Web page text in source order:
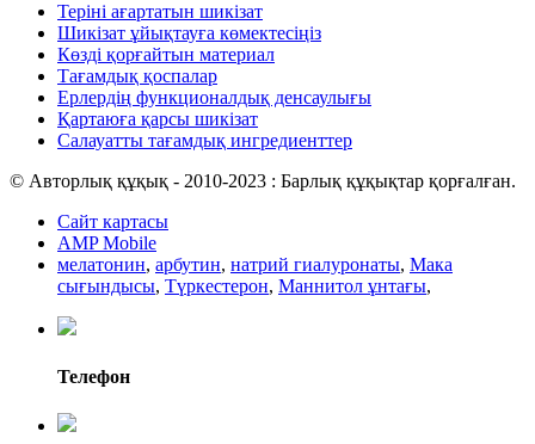
Теріні ағартатын шикізат
Шикізат ұйықтауға көмектесіңіз
Көзді қорғайтын материал
Тағамдық қоспалар
Ерлердің функционалдық денсаулығы
Қартаюға қарсы шикізат
Салауатты тағамдық ингредиенттер
© Авторлық құқық - 2010-2023 : Барлық құқықтар қорғалған.
Сайт картасы
AMP Mobile
мелатонин, арбутин, натрий гиалуронаты, Мака
сығындысы, Түркестерон, Маннитол ұнтағы,
Телефон